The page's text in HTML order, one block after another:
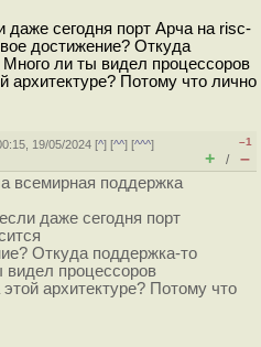
даже сегодня порт Арча на risc-
достижение? Откуда
ли ты видел процессоров
архитектуре? Потому что лично
19/05/2024 [^] [^^] [^^^]
–1
+ / –
всемирная поддержка
даже сегодня порт
Откуда поддержка-то
видел процессоров
архитектуре? Потому что